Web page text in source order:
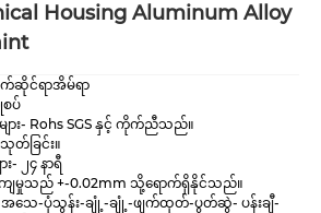
Housing Aluminum Alloy
ဆိုင်ရာအိမ်ရာ
ပ်
ား- Rohs SGS နှင့် ကိုက်ညီသည်။
တ်ခြင်း။
- ၂၄ နာရီ
ျမှုသည် +-0.02mm သို့ရောက်ရှိနိုင်သည်။
သေ-ပုံသွန်း-ချုံ့-ချုံ့-ဖျက်ထုတ်-ပွတ်ဆွဲ- ပန်းချီ-